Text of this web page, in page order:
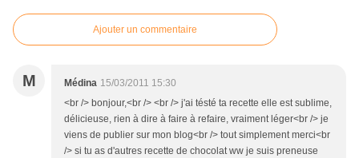
Ajouter un commentaire
M Médina 15/03/2011 15:30
<br /> bonjour,<br /> <br /> j'ai tésté ta recette elle est sublime,
délicieuse, rien à dire à faire à refaire, vraiment léger<br /> je
viens de publier sur mon blog<br /> tout simplement merci<br
/> si tu as d'autres recette de chocolat ww je suis preneuse